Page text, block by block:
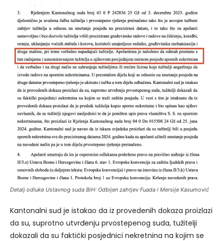
Detalj odluke Ustavnog suda BiH: Odbijen zahtjev Fuada i Mersije Kasumović
Kantonalni sud je istakao da iz provedenih dokaza proizlazi
da su, suprotno utvrđenju prvostepenog suda, tužitelji
dokazali da su faktički posjednici nekretnina na kojim se